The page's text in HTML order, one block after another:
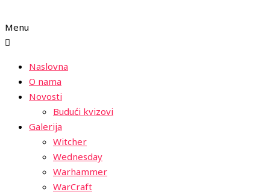
Menu
Naslovna
O nama
Novosti
Budući kvizovi
Galerija
Witcher
Wednesday
Warhammer
WarCraft